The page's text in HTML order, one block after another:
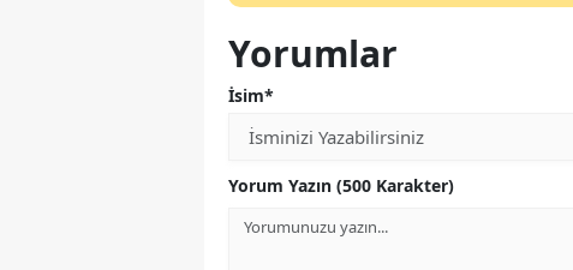
Yorumlar
İsim*
Yorum Yazın (500 Karakter)